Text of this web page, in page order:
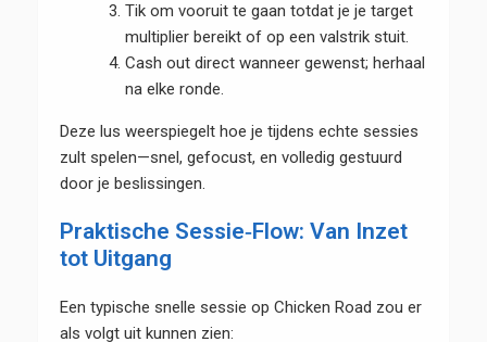
Tik om vooruit te gaan totdat je je target
multiplier bereikt of op een valstrik stuit.
Cash out direct wanneer gewenst; herhaal
na elke ronde.
Deze lus weerspiegelt hoe je tijdens echte sessies
zult spelen—snel, gefocust, en volledig gestuurd
door je beslissingen.
Praktische Sessie‑Flow: Van Inzet
tot Uitgang
Een typische snelle sessie op Chicken Road zou er
als volgt uit kunnen zien: